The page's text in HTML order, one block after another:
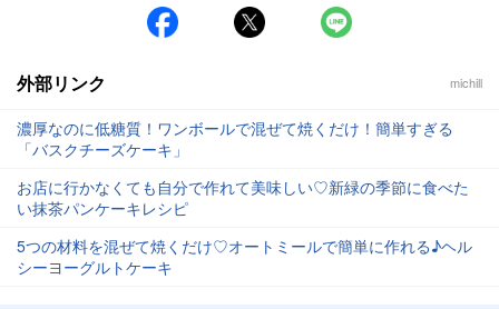
外部リンク michill
濃厚なのに低糖質！ワンボールで混ぜて焼くだけ！簡単すぎる
「バスクチーズケーキ」
お店に行かなくても自分で作れて美味しい♡新緑の季節に食べた
い抹茶パンケーキレシピ
5つの材料を混ぜて焼くだけ♡オートミールで簡単に作れる♪ヘル
シーヨーグルトケーキ